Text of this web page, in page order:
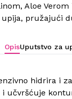
Aloe
pružajući
OpisUputstvo za
hidrira i
učvršćuje